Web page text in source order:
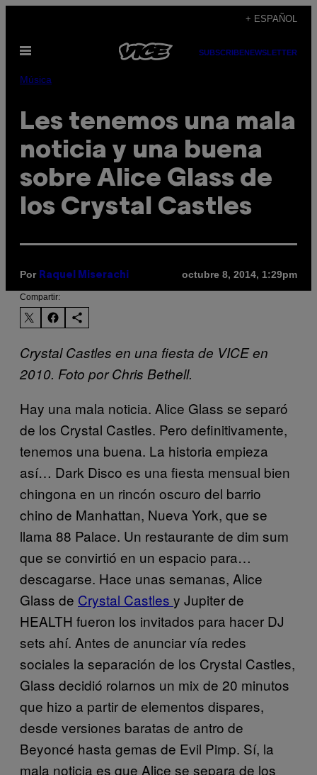
contenido
+ ESPAÑOL
Abrir
SUBSCRIBENEWSLETTER
Música
Les tenemos una mala
noticia y una buena
sobre Alice Glass de
los Crystal Castles
Por Raquel Miserachi octubre 8, 2014, 1:29pm
Compartir:
Crystal Castles en una fiesta de VICE en
2010. Foto por Chris Bethell.
Hay una mala noticia. Alice Glass se separó
de los Crystal Castles. Pero definitivamente,
tenemos una buena. La historia empieza
así… Dark Disco es una fiesta mensual bien
chingona en un rincón oscuro del barrio
chino de Manhattan, Nueva York, que se
llama 88 Palace. Un restaurante de dim sum
que se convirtió en un espacio para…
descagarse. Hace unas semanas, Alice
Glass de Crystal Castles y Jupiter de
HEALTH fueron los invitados para hacer DJ
sets ahí. Antes de anunciar vía redes
sociales la separación de los Crystal Castles,
Glass decidió rolarnos un mix de 20 minutos
que hizo a partir de elementos dispares,
desde versiones baratas de antro de
Beyoncé hasta gemas de Evil Pimp. Sí, la
mala noticia es que Alice se separa de los